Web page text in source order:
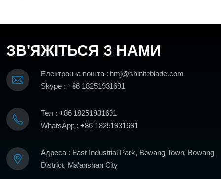
ЗВ'ЯЖІТЬСЯ З НАМИ
Електронна пошта : hmj@shiniteblade.com
Skype : +86 18251931691
Тел : +86 18251931691
WhatsApp : +86 18251931691
Адреса : East Industrial Park, Bowang Town, Bowang
District, Ma'anshan City